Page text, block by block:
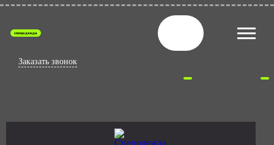
спецодежда
Заказать звонок